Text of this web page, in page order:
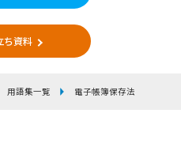
ち資料
用語集一覧 電子帳簿保存法